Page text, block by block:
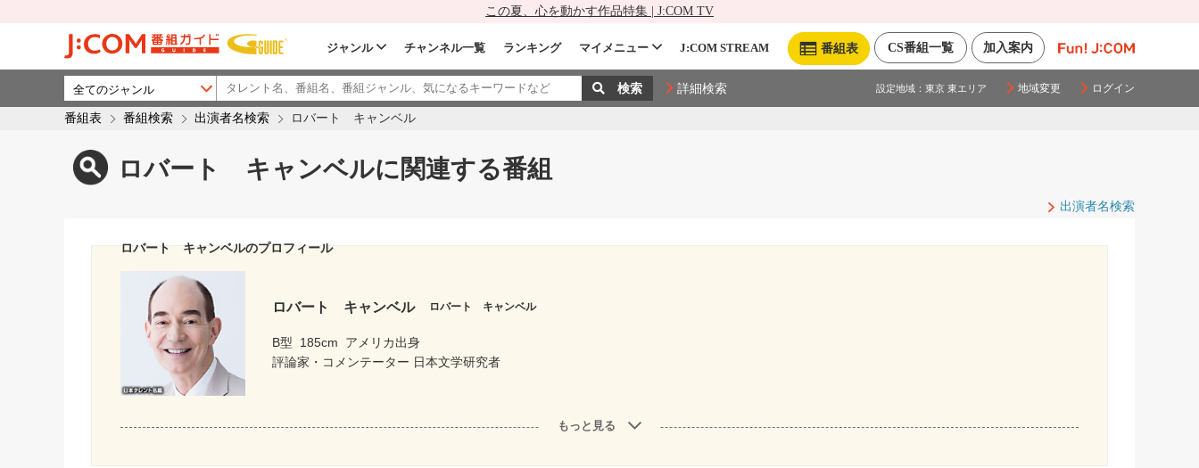
この夏、心を動かす作品特集 | J:COM TV
加入案内
CS番組一覧
番組表
ジャンル チャンネル一覧 ランキング マイメニュー J:COM STREAM
詳細検索 設定地域： 東京 東エリア 地域変更 ログイン
番組表 番組検索 出演者名検索 ロバート キャンベル
ロバート キャンベルに関連する番組
出演者名検索
ロバート キャンベルのプロフィール
ロバート キャンベル ロバート キャンベル
B型 185cm
アメリカ出身
評論家・コメンテーター 日本文学研究者
もっと見る